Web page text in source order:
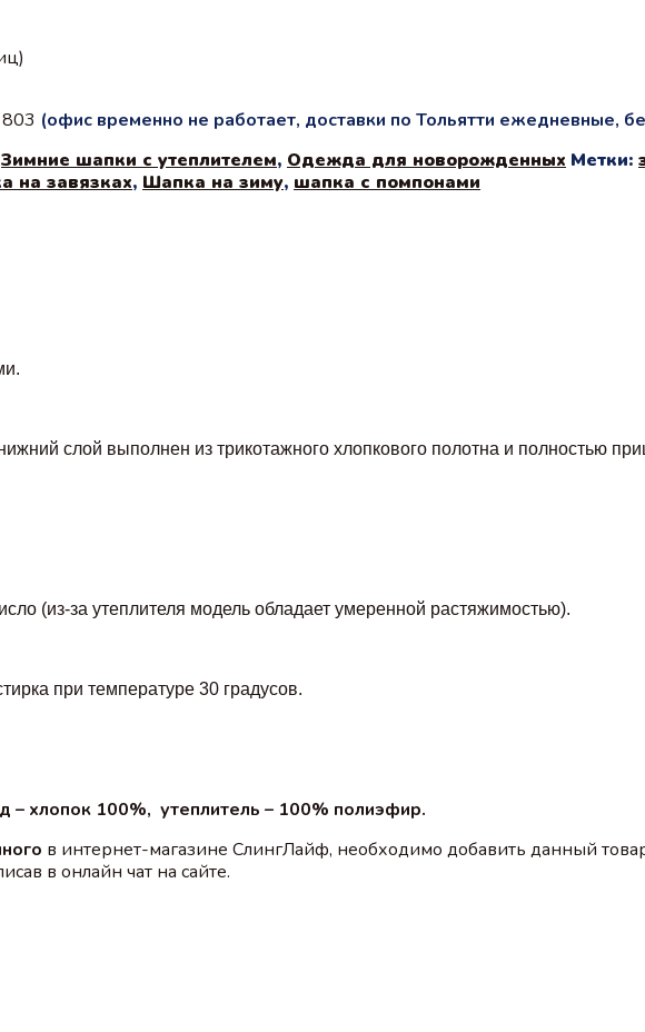
(офис временно не работает, доставки по Тольятти ежедневные,
Зимние шапки с утеплителем, Одежда для новорожденных Метки:
на завязках, Шапка на зиму, шапка с помпонами
слой выполнен из трикотажного хлопкового полотна и полностью
(из-за утеплителя модель обладает умеренной растяжимостью).
при температуре 30 градусов.
хлопок 100%, утеплитель – 100% полиэфир.
в интернет-магазине СлингЛайф, необходимо добавить данный
в онлайн чат на сайте.